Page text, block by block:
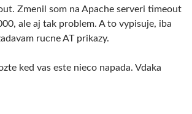
Zmenil som na Apache serveri timeout
ale aj tak problem. A to vypisuje, iba
rucne AT prikazy.
ked vas este nieco napada. Vdaka